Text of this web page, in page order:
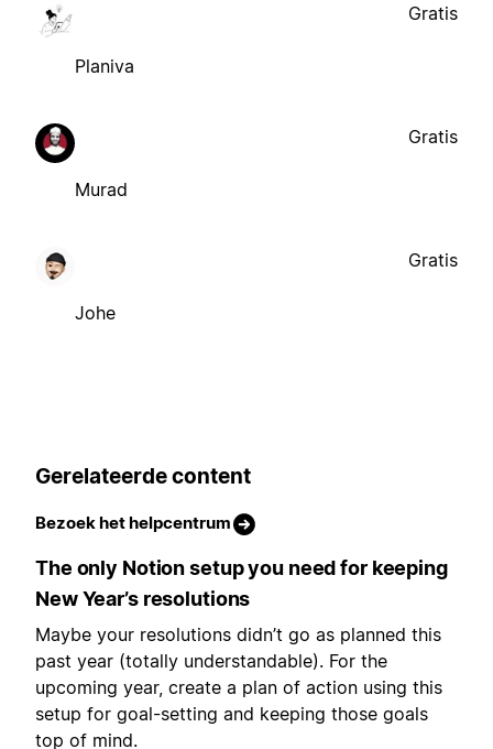
Planiva
Gratis
Murad
Gratis
Johe
Gratis
Gerelateerde content
Bezoek het helpcentrum
The only Notion setup you need for keeping
New Year’s resolutions
Maybe your resolutions didn’t go as planned this
past year (totally understandable). For the
upcoming year, create a plan of action using this
setup for goal-setting and keeping those goals
top of mind.